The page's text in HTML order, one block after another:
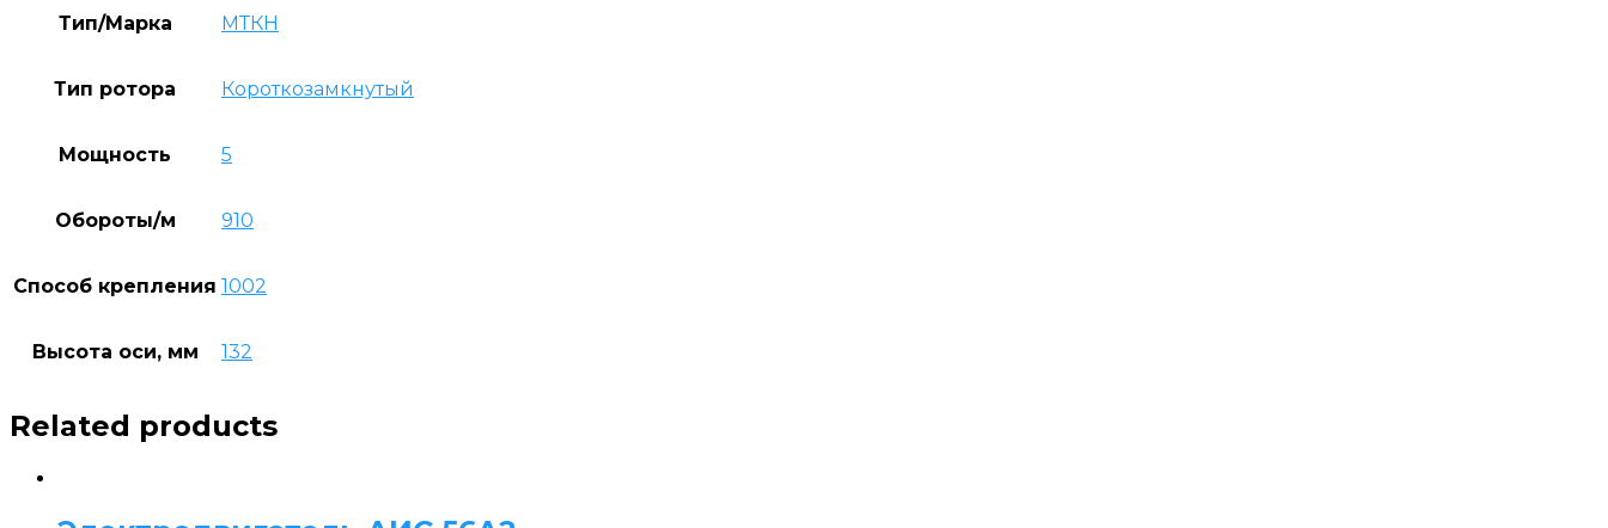
Тип/Марка МТКН
Тип ротора Короткозамкнутый
Мощность 5
Обороты/м 910
Способ крепления 1002
Высота оси, мм 132
Related products